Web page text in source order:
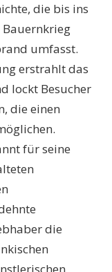
die bis ins
umfasst.
erstrahlt das
lockt Besucher
die einen
für seine
die